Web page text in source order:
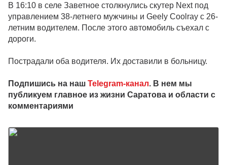
В 16:10 в селе Заветное столкнулись скутер Next под
управлением 38-летнего мужчины и Geely Coolray с 26-
летним водителем. После этого автомобиль съехал с
дороги.
Пострадали оба водителя. Их доставили в больницу.
Подпишись на наш Telegram-канал. В нем мы
публикуем главное из жизни Саратова и области с
комментариями